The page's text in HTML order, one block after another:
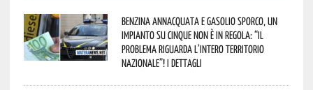
Benzina annacquata e gasolio sporco, un
impianto su cinque non è in regola: “il
problema riguarda l’intero territorio
Nazionale”! I dettagli